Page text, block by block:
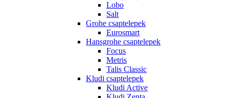
Lobo
Salt
Grohe csaptelepek
Eurosmart
Hansgrohe csaptelepek
Focus
Metris
Talis Classic
Kludi csaptelepek
Kludi Active